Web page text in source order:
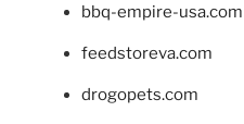
bbq-empire-usa.com
feedstoreva.com
drogopets.com